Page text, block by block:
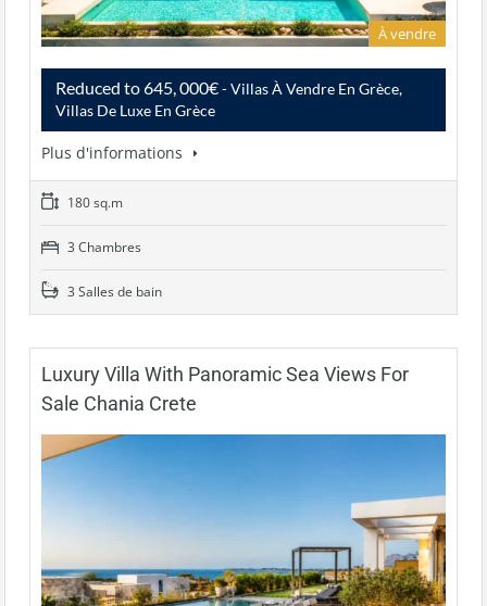
À vendre
Reduced to 645, 000€- Villas À Vendre En Grèce,
Villas De Luxe En Grèce
Plus d'informations
180 sq.m
3 Chambres
3 Salles de bain
Luxury Villa With Panoramic Sea Views For
Sale Chania Crete